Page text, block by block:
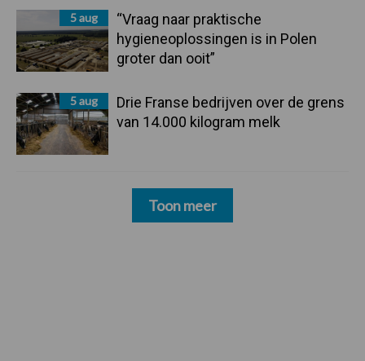
5 aug
“Vraag naar praktische
hygieneoplossingen is in Polen
groter dan ooit”
5 aug
Drie Franse bedrijven over de grens
van 14.000 kilogram melk
Toon meer